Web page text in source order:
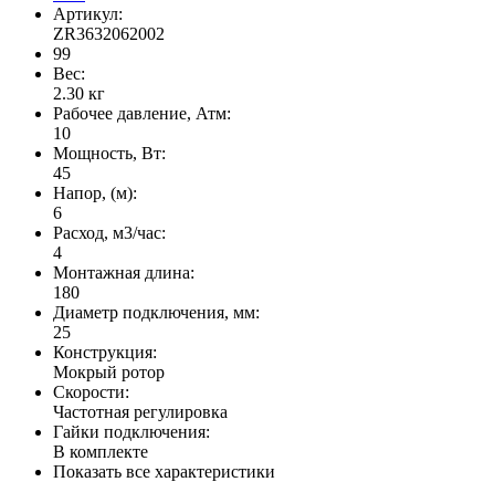
Артикул:
ZR3632062002
99
Вес:
2.30 кг
Рабочее давление, Атм:
10
Мощность, Вт:
45
Напор, (м):
6
Расход, м3/час:
4
Монтажная длина:
180
Диаметр подключения, мм:
25
Конструкция:
Мокрый ротор
Скорости:
Частотная регулировка
Гайки подключения:
В комплекте
Показать все характеристики